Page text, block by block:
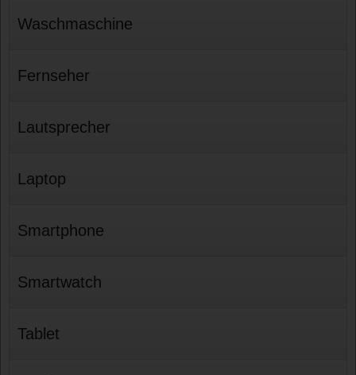
Waschmaschine
Fernseher
Lautsprecher
Laptop
Smartphone
Smartwatch
Tablet